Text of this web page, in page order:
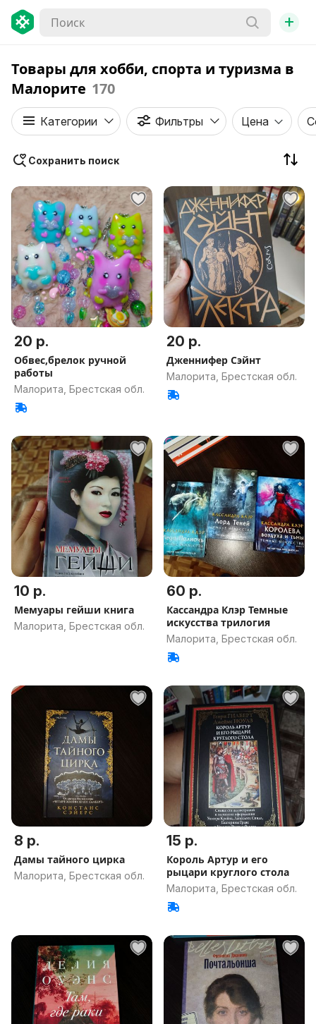
+
Товары для хобби, спорта и туризма в
Малорите 170
Категории Фильтры Цена
Сохранить поиск
20 р.
Обвес,брелок ручной
работы
Малорита, Брестская обл.
20 р.
Дженнифер Сэйнт
Малорита, Брестская обл.
10 р.
Мемуары гейши книга
Малорита, Брестская обл.
60 р.
Кассандра Клэр Темные
искусства трилогия
Малорита, Брестская обл.
8 р.
Дамы тайного цирка
Малорита, Брестская обл.
15 р.
Король Артур и его
рыцари круглого стола
Малорита, Брестская обл.